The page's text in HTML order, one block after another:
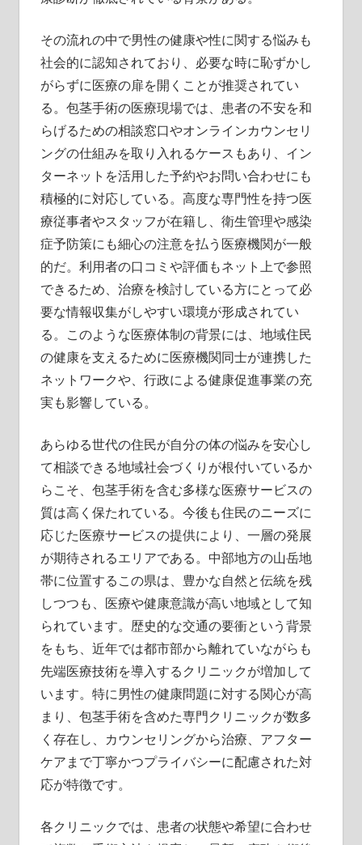
その流れの中で男性の健康や性に関する悩みも
社会的に認知されており、必要な時に恥ずかし
がらずに医療の扉を開くことが推奨されてい
る。包茎手術の医療現場では、患者の不安を和
らげるための相談窓口やオンラインカウンセリ
ングの仕組みを取り入れるケースもあり、イン
ターネットを活用した予約やお問い合わせにも
積極的に対応している。高度な専門性を持つ医
療従事者やスタッフが在籍し、衛生管理や感染
症予防策にも細心の注意を払う医療機関が一般
的だ。利用者の口コミや評価もネット上で参照
できるため、治療を検討している方にとって必
要な情報収集がしやすい環境が形成されてい
る。このような医療体制の背景には、地域住民
の健康を支えるために医療機関同士が連携した
ネットワークや、行政による健康促進事業の充
実も影響している。
あらゆる世代の住民が自分の体の悩みを安心し
て相談できる地域社会づくりが根付いているか
らこそ、包茎手術を含む多様な医療サービスの
質は高く保たれている。今後も住民のニーズに
応じた医療サービスの提供により、一層の発展
が期待されるエリアである。中部地方の山岳地
帯に位置するこの県は、豊かな自然と伝統を残
しつつも、医療や健康意識が高い地域として知
られています。歴史的な交通の要衝という背景
をもち、近年では都市部から離れていながらも
先端医療技術を導入するクリニックが増加して
います。特に男性の健康問題に対する関心が高
まり、包茎手術を含めた専門クリニックが数多
く存在し、カウンセリングから治療、アフター
ケアまで丁寧かつプライバシーに配慮された対
応が特徴です。
各クリニックでは、患者の状態や希望に合わせ